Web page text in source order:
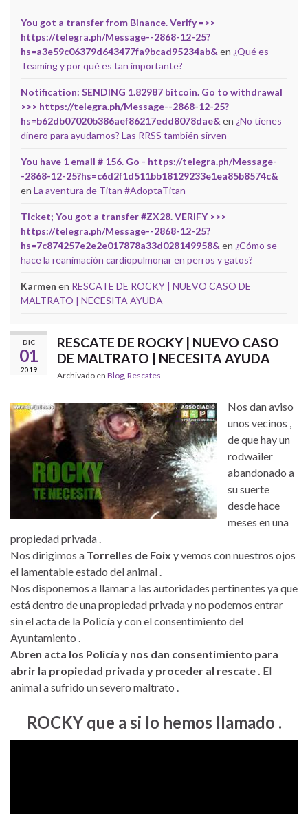
You got a transfer from Binance. Verify =>>
https://telegra.ph/Message--2868-12-25?
hs=a3e59c06379d643477fa9bcad95234ab& en ¿Qué es
Teaming y por qué es tan importante?
Notification: SENDING 1.82987 bitcoin. Go to withdrawal
>>> https://telegra.ph/Message--2868-12-25?
hs=b62db07020b386aef86217edd8078dae& en ¿No tienes
dinero para ayudarnos? Las RRSS también sirven
You have 1 email # 156. Go - https://telegra.ph/Message-
-2868-12-25?hs=c6d2f1d511bb18129233e1ea85b8574c&
en La aventura de Titan #AdoptaTitan
Ticket; You got a transfer #ZX28. VERIFY >>>
https://telegra.ph/Message--2868-12-25?
hs=7c874257e2e2e017878a33d028149958& en ¿Cómo se
hace la reanimación cardiopulmonar en perros y gatos?
Karmen en RESCATE DE ROCKY | NUEVO CASO DE
MALTRATO | NECESITA AYUDA
DIC
01
2019
RESCATE DE ROCKY | NUEVO CASO
DE MALTRATO | NECESITA AYUDA
Archivado en Blog Rescates
Nos dan aviso
unos vecinos ,
de que hay un
rodwailer
abandonado a
su suerte
desde hace
meses en una
propiedad privada .
Nos dirigimos a Torrelles de Foix y vemos con nuestros ojos
el lamentable estado del animal .
Nos disponemos a llamar a las autoridades pertinentes ya que
está dentro de una propiedad privada y no podemos entrar
sin el acta de la Policía y con el consentimiento del
Ayuntamiento .
Abren acta los Policía y nos dan consentimiento para
abrir la propiedad privada y proceder al rescate . El
animal a sufrido un severo maltrato .
ROCKY que a si lo hemos llamado .